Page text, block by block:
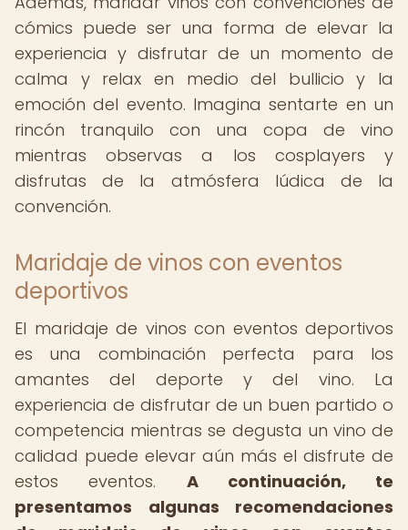
cómics puede ser una forma de elevar la
experiencia y disfrutar de un momento de
calma y relax en medio del bullicio y la
emoción del evento. Imagina sentarte en un
rincón tranquilo con una copa de vino
mientras observas a los cosplayers y
disfrutas de la atmósfera lúdica de la
convención.
Maridaje de vinos con eventos
deportivos
El maridaje de vinos con eventos deportivos
es una combinación perfecta para los
amantes del deporte y del vino. La
experiencia de disfrutar de un buen partido o
competencia mientras se degusta un vino de
calidad puede elevar aún más el disfrute de
estos eventos. A continuación, te
presentamos algunas recomendaciones